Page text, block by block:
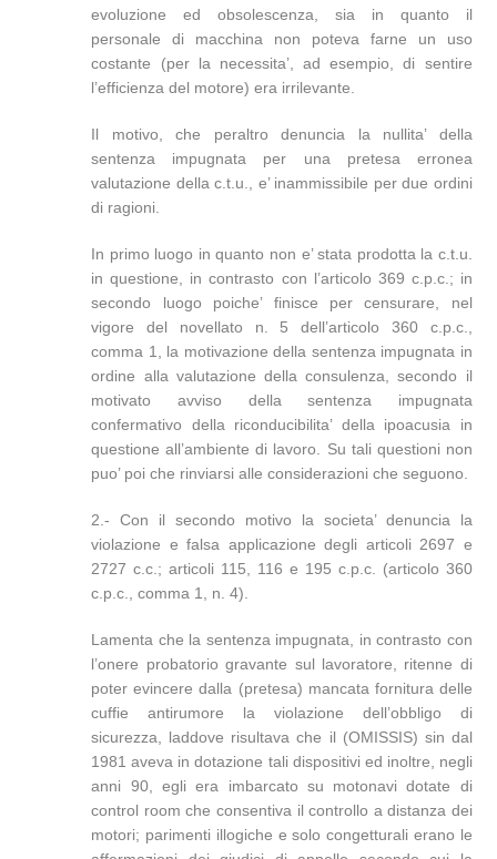
evoluzione ed obsolescenza, sia in quanto il
personale di macchina non poteva farne un uso
costante (per la necessita’, ad esempio, di sentire
l’efficienza del motore) era irrilevante.
Il motivo, che peraltro denuncia la nullita’ della
sentenza impugnata per una pretesa erronea
valutazione della c.t.u., e’ inammissibile per due ordini
di ragioni.
In primo luogo in quanto non e’ stata prodotta la c.t.u.
in questione, in contrasto con l’articolo 369 c.p.c.; in
secondo luogo poiche’ finisce per censurare, nel
vigore del novellato n. 5 dell’articolo 360 c.p.c.,
comma 1, la motivazione della sentenza impugnata in
ordine alla valutazione della consulenza, secondo il
motivato avviso della sentenza impugnata
confermativo della riconducibilita’ della ipoacusia in
questione all’ambiente di lavoro. Su tali questioni non
puo’ poi che rinviarsi alle considerazioni che seguono.
2.- Con il secondo motivo la societa’ denuncia la
violazione e falsa applicazione degli articoli 2697 e
2727 c.c.; articoli 115, 116 e 195 c.p.c. (articolo 360
c.p.c., comma 1, n. 4).
Lamenta che la sentenza impugnata, in contrasto con
l’onere probatorio gravante sul lavoratore, ritenne di
poter evincere dalla (pretesa) mancata fornitura delle
cuffie antirumore la violazione dell’obbligo di
sicurezza, laddove risultava che il (OMISSIS) sin dal
1981 aveva in dotazione tali dispositivi ed inoltre, negli
anni 90, egli era imbarcato su motonavi dotate di
control room che consentiva il controllo a distanza dei
motori; parimenti illogiche e solo congetturali erano le